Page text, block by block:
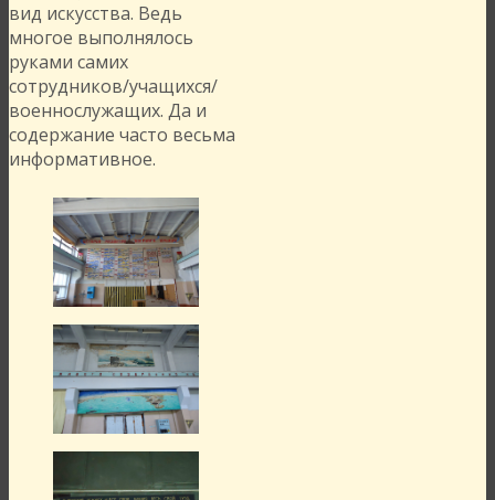
вид искусства. Ведь
многое выполнялось
руками самих
сотрудников/учащихся/
военнослужащих. Да и
содержание часто весьма
информативное.